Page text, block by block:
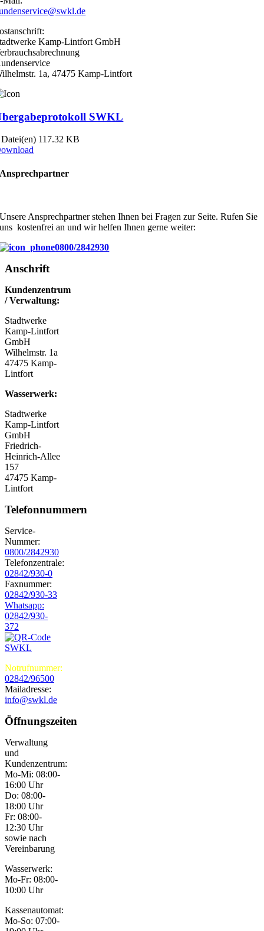
Kamp-Lintfort GmbH
1a, 47475 Kamp-Lintfort
SWKL
117.32 KB
Ansprechpartner
Unsere Ansprechpartner stehen Ihnen bei Fragen zur Seite. Rufen Sie
uns kostenfrei an und wir helfen Ihnen gerne weiter:
0800/2842930
Anschrift
Kundenzentrum
/ Verwaltung:
Stadtwerke
Kamp-Lintfort
GmbH
Wilhelmstr. 1a
47475 Kamp-
Lintfort
Wasserwerk:
Stadtwerke
Kamp-Lintfort
GmbH
Friedrich-
Heinrich-Allee
157
47475 Kamp-
Lintfort
Telefonnummern
Service-
Nummer:
0800/2842930
Telefonzentrale:
02842/930-0
Faxnummer:
02842/930-33
Whatsapp:
02842/930-
372
Notrufnummer:
02842/96500
Mailadresse:
info@swkl.de
Öffnungszeiten
Verwaltung
und
Kundenzentrum:
Mo-Mi: 08:00-
16:00 Uhr
Do: 08:00-
18:00 Uhr
Fr: 08:00-
12:30 Uhr
sowie nach
Vereinbarung
Wasserwerk:
Mo-Fr: 08:00-
10:00 Uhr
Kassenautomat:
Mo-So: 07:00-